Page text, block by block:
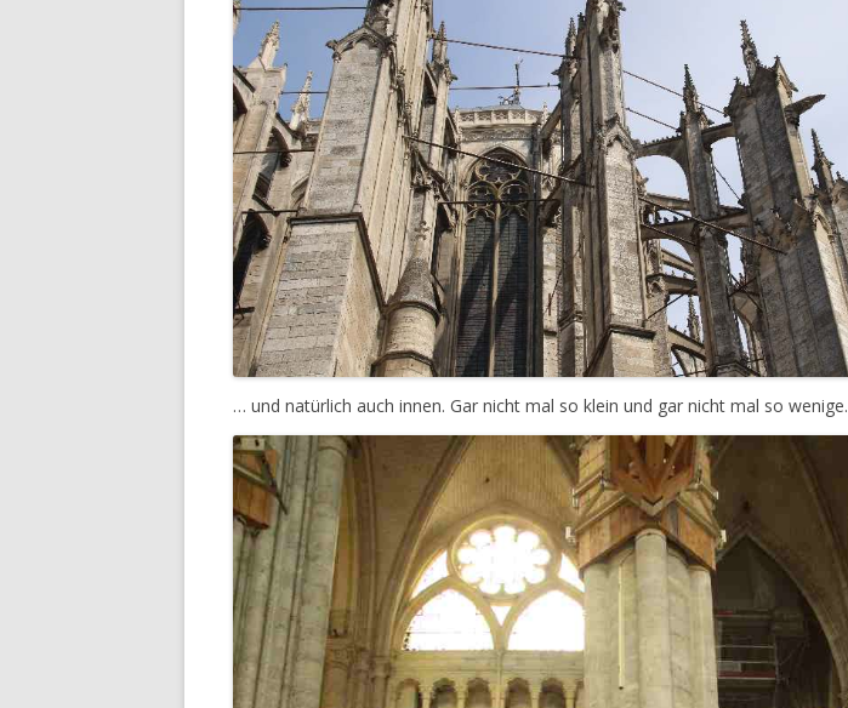
… und natürlich auch innen. Gar nicht mal so klein und gar nicht mal so wenige.